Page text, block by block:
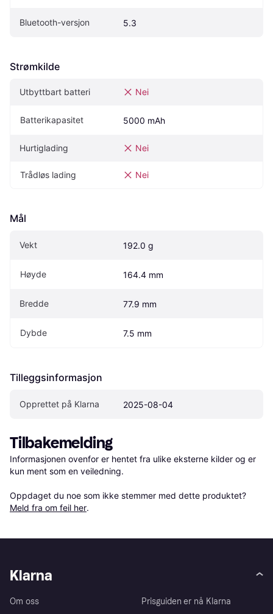
Bluetooth-versjon 5.3
Strømkilde
Utbyttbart batteri Nei
Batterikapasitet 5000 mAh
Hurtiglading Nei
Trådløs lading Nei
Mål
Vekt 192.0 g
Høyde 164.4 mm
Bredde 77.9 mm
Dybde 7.5 mm
Tilleggsinformasjon
Opprettet på Klarna 2025-08-04
Tilbakemelding
Informasjonen ovenfor er hentet fra ulike eksterne kilder og er
kun ment som en veiledning.
Oppdaget du noe som ikke stemmer med dette produktet?
Meld fra om feil her.
Klarna
Om oss
Prisguiden er nå Klarna